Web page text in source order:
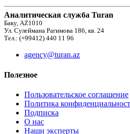
Аналитическая служба Turan
Баку, AZ1010
Ул. Сулеймана Рагимова 186, кв. 24
Тел.: (+99412) 440 11 96
agency@turan.az
Полезное
Пользовательское соглашение
Политика
Подписка
О нас
Наши эксперты